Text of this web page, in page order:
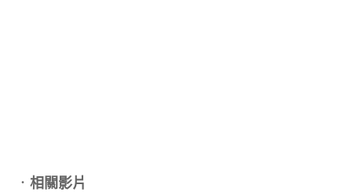
． 相關影片